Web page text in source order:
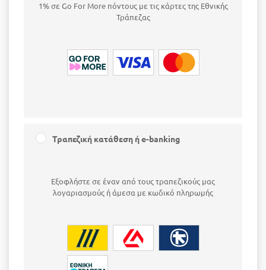
1% σε Go For More πόντους με τις κάρτες της Εθνικής
Τράπεζας
Τραπεζική κατάθεση ή e-banking
Εξοφλήστε σε έναν από τους τραπεζικούς μας
λογαριασμούς ή άμεσα με κωδικό πληρωμής